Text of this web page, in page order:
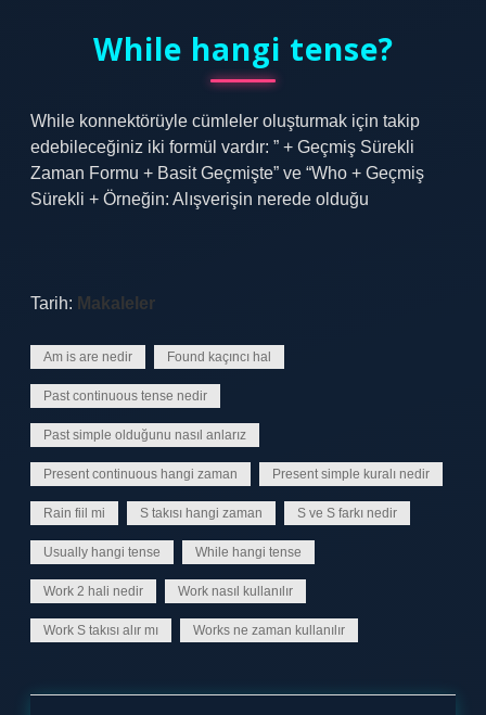
While hangi tense?
While konnektörüyle cümleler oluşturmak için takip
edebileceğiniz iki formül vardır: ” + Geçmiş Sürekli
Zaman Formu + Basit Geçmişte” ve “Who + Geçmiş
Sürekli + Örneğin: Alışverişin nerede olduğu
Tarih: Makaleler
Am is are nedir Found kaçıncı hal
Past continuous tense nedir
Past simple olduğunu nasıl anlarız
Present continuous hangi zaman Present simple kuralı nedir
Rain fiil mi S takısı hangi zaman S ve S farkı nedir
Usually hangi tense While hangi tense
Work 2 hali nedir Work nasıl kullanılır
Work S takısı alır mı Works ne zaman kullanılır